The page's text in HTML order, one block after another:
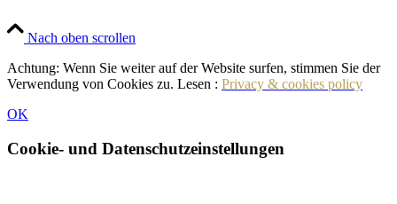
Nach oben scrollen
Achtung: Wenn Sie weiter auf der Website surfen, stimmen Sie der
Verwendung von Cookies zu. Lesen : Privacy & cookies policy
OK
Cookie- und Datenschutzeinstellungen